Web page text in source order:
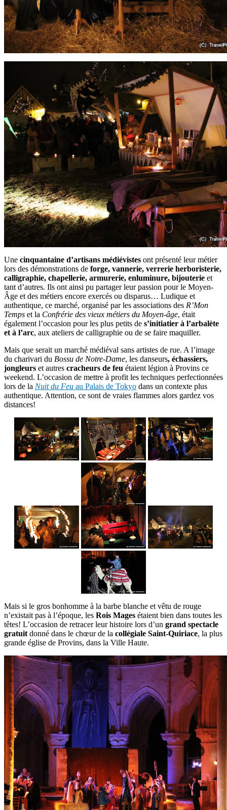
Une cinquantaine d’artisans médiévistes ont présenté leur métier
lors des démonstrations de forge, vannerie, verrerie herboristerie,
calligraphie, chapellerie, armurerie, enluminure, bijouterie et
tant d’autres. Ils ont ainsi pu partager leur passion pour le Moyen-
Âge et des métiers encore exercés ou disparus… Ludique et
authentique, ce marché, organisé par les associations des R’Mon
Temps et la Confrérie des vieux métiers du Moyen-âge, était
également l’occasion pour les plus petits de s’initiatier à l’arbalète
et à l’arc, aux ateliers de calligraphie ou de se faire maquiller.
Mais que serait un marché médiéval sans artistes de rue. A l’image
du charivari du Bossu de Notre-Dame, les danseurs, échassiers,
jongleurs et autres cracheurs de feu étaient légion à Provins ce
weekend. L’occasion de mettre à profit les techniques perfectionnées
lors de la Nuit du Feu au Palais de Tokyo dans un contexte plus
authentique. Attention, ce sont de vraies flammes alors gardez vos
distances!
Mais si le gros bonhomme à la barbe blanche et vêtu de rouge
n’existait pas à l’époque, les Rois Mages étaient bien dans toutes les
têtes! L’occasion de retracer leur histoire lors d’un grand spectacle
gratuit donné dans le chœur de la collégiale Saint-Quiriace, la plus
grande église de Provins, dans la Ville Haute.